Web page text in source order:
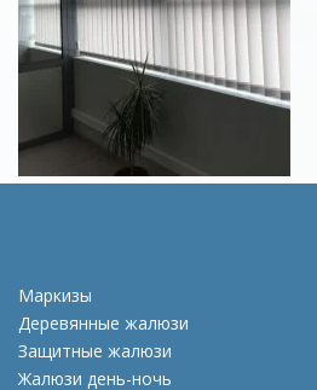
Маркизы
Деревянные жалюзи
Защитные жалюзи
Жалюзи день-ночь